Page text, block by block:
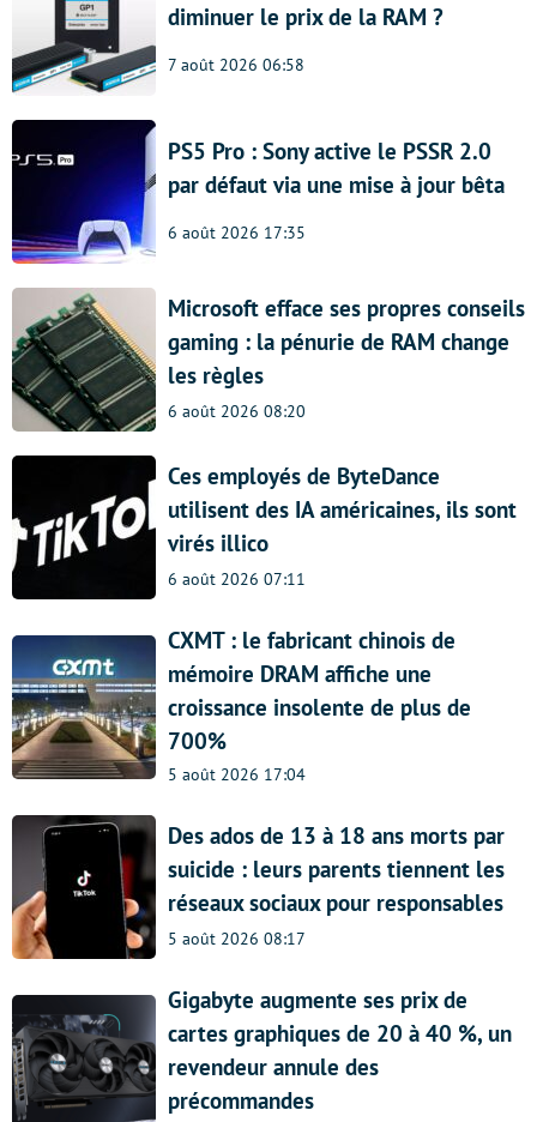
diminuer le prix de la RAM ?
7 août 2026 06:58
PS5 Pro : Sony active le PSSR 2.0
par défaut via une mise à jour bêta
6 août 2026 17:35
Microsoft efface ses propres conseils
gaming : la pénurie de RAM change
les règles
6 août 2026 08:20
Ces employés de ByteDance
utilisent des IA américaines, ils sont
virés illico
6 août 2026 07:11
CXMT : le fabricant chinois de
mémoire DRAM affiche une
croissance insolente de plus de
700%
5 août 2026 17:04
Des ados de 13 à 18 ans morts par
suicide : leurs parents tiennent les
réseaux sociaux pour responsables
5 août 2026 08:17
Gigabyte augmente ses prix de
cartes graphiques de 20 à 40 %, un
revendeur annule des
précommandes